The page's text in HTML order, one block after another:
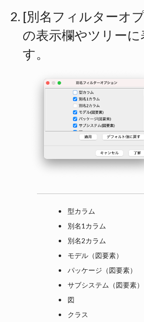
[別名フィルターオ
の表示欄やツリー
す。
型カラム
別名1カラム
別名2カラム
モデル（図要素）
パッケージ（図要素）
サブシステム（図要素）
図
クラス